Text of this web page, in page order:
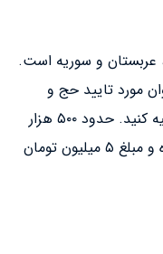
عربستان و سوریه است.
مورد تایید حج و
اوقاف به همراه یک وثیقه نقدی باید تهیه کنید. حدود ۵۰۰ هزار
تومان از مبلغ وثیقه به صورت نقدی بوده و مبلغ ۵ میلیون تومان